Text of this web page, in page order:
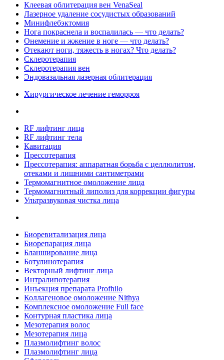
Клеевая облитерация вен VenaSeal
Лазерное удаление сосудистых образований
Минифлебэктомия
Нога покраснела и воспалилась — что делать?
Онемение и жжение в ноге — что делать?
Отекают ноги, тяжесть в ногах? Что делать?
Склеротерапия
Склеротерапия вен
Эндовазальная лазерная облитерация
Хирургическое лечение геморроя
RF лифтинг лица
RF лифтинг тела
Кавитация
Прессотерапия
Прессотерапия: аппаратная борьба с целлюлитом,
отеками и лишними сантиметрами
Термомагнитное омоложение лица
Термомагнитный липолиз для коррекции фигуры
Ультразвуковая чистка лица
Биоревитализация лица
Биорепарация лица
Бланширование лица
Ботулинотерапия
Векторный лифтинг лица
Интралипотерапия
Инъекция препарата Profhilo
Коллагеновое омоложение Nithya
Комплексное омоложение Full face
Контурная пластика лица
Мезотерапия волос
Мезотерапия лица
Плазмолифтинг волос
Плазмолифтинг лица